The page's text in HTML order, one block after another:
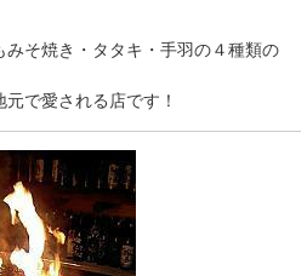
みそ焼き・タタキ・手羽の４種類の
で愛される店です！